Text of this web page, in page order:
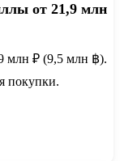
от 21,9 млн
млн ₽ (9,5 млн ฿).
покупки.